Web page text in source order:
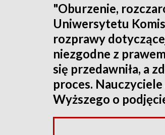
"Oburzenie,
Uniwersytetu
rozprawy
niezgodne z
się przedawniła, a
proces.
Wyższego o